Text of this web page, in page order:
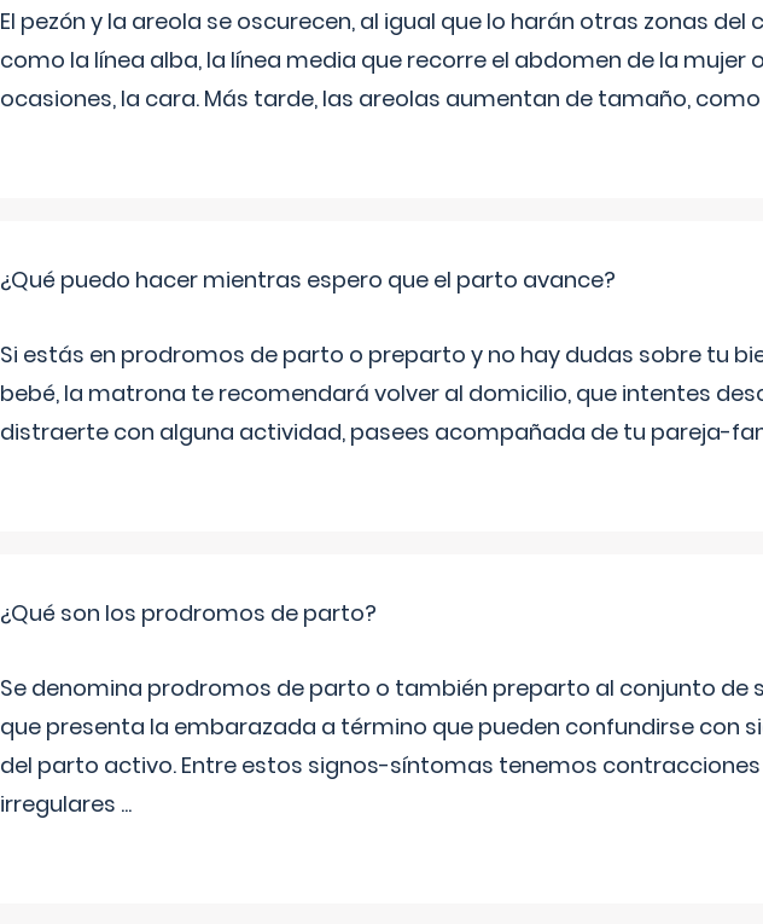
El pezón y la areola se oscurecen, al igual que lo harán otras zonas del
como la línea alba, la línea media que recorre el abdomen de la mujer
ocasiones, la cara. Más tarde, las areolas aumentan de tamaño,
¿Qué puedo hacer mientras espero que el parto avance?
Si estás en prodromos de parto o preparto y no hay dudas sobre tu
bebé, la matrona te recomendará volver al domicilio, que intentes
distraerte con alguna actividad, pasees acompañada de tu pareja-
¿Qué son los prodromos de parto?
Se denomina prodromos de parto o también preparto al conjunto de
que presenta la embarazada a término que pueden confundirse con
del parto activo. Entre estos signos-síntomas tenemos
irregulares ...